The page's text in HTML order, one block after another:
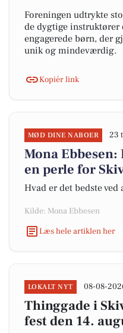
Foreningen udtrykte
de dygtige
engagerede børn, der
unik og mindeværdig.
Kopiér link
MØD DINE NABOER 23
Mona
en perle for
Hvad er det bedste
Kilde: Mona Ebbesen
Læs hele artiklen her
LOKALT NYT 08-08-
Thinggade i
fest den 14.